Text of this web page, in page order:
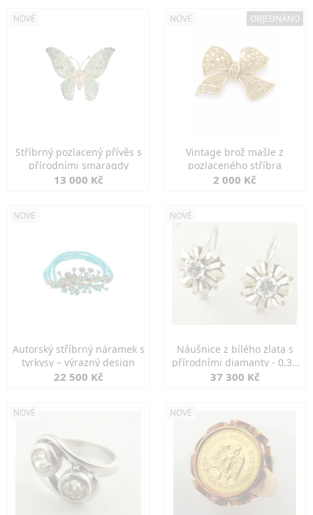
NOVÉ
Stříbrný pozlacený přívěs s
přírodními smaragdy
13 000 Kč
NOVÉ OBJEDNÁNO
Vintage brož mašle z
pozlaceného stříbra
2 000 Kč
NOVÉ
Autorský stříbrný náramek s
tyrkysy – výrazný design
22 500 Kč
NOVÉ
Náušnice z bílého zlata s
přírodními diamanty - 0,30
ct
37 300 Kč
NOVÉ NOVÉ